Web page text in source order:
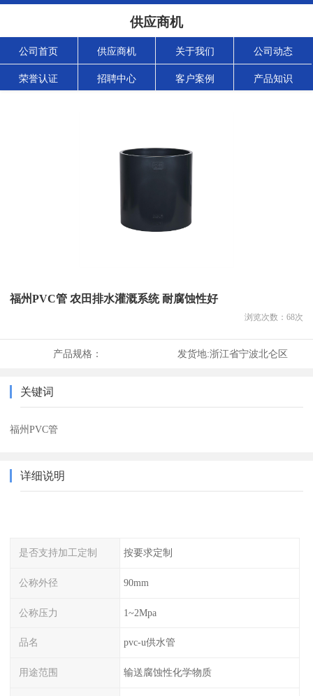
供应商机
公司首页 供应商机 关于我们 公司动态
荣誉认证 招聘中心 客户案例 产品知识
福州PVC管 农田排水灌溉系统 耐腐蚀性好
浏览次数： 68次
产品规格： 发货地:浙江省宁波北仑区
关键词
福州PVC管
详细说明
是否支持加工定制 按要求定制
公称外径 90mm
公称压力 1~2Mpa
品名 pvc-u供水管
用途范围 输送腐蚀性化学物质